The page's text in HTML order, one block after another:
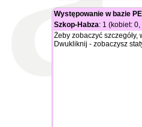
Występowanie w bazie
Szkop-Habza: 1 (kobiet:
Żeby zobaczyć
Dwukliknij - zobaczysz